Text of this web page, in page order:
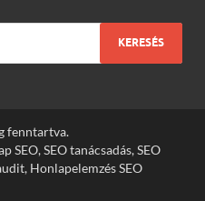
fenntartva.
SEO, SEO tanácsadás, SEO
Honlapelemzés SEO